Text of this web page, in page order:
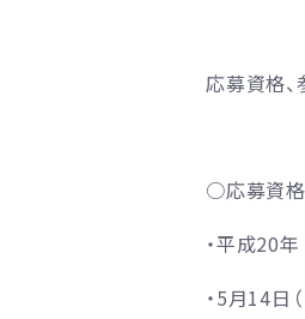
応募資格、
○応募資格
・平成20
・5月14日